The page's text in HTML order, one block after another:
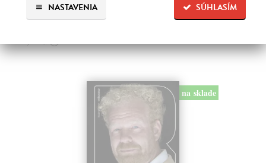
SÚHLASÍM
NASTAVENIA
13,50 €
na sklade